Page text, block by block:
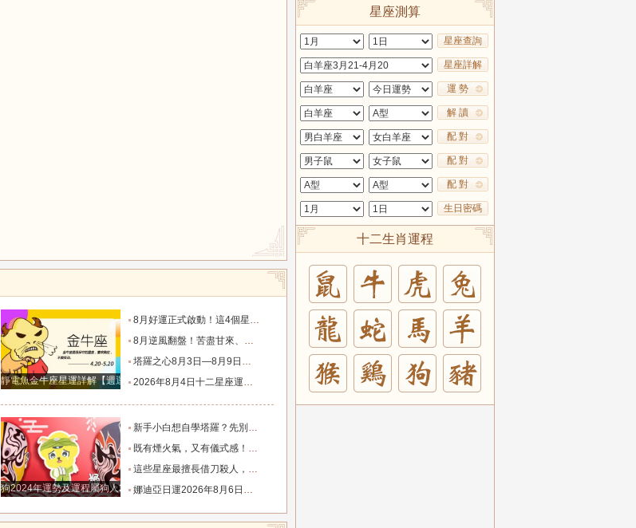
靜電魚金牛座星運詳解【週運2024年12月9日-12月15日】
8月好運正式啟動！這4個星座迎來翻身機會，事業、財運一起升溫_幸運_數字_時間
8月逆風翻盤！苦盡甘來、運勢徹底爆棚的三大星座_內耗_感情_好運
塔羅之心8月3日—8月9日週運勢_方面_事情_生活
2026年8月4日十二星座運勢_事業_財運_感情
狗2024年運勢及運程屬狗人2024運勢好嗎
新手小白想自學塔羅？先別急著買牌，這份書單和真心話請收好_職業_客人_門店
既有煙火氣，又有儀式感！這三個生肖，最擅長把日子過成詩！_生活_習慣_屬雞
這些星座最擅長借刀殺人，背後使絆子從不手軟_雙子座_能在_心思
娜迪亞日運2026年8月6日週四每日星座運勢_數字_相關_情緒
星座測算
星座查詢
星座詳解
運 勢
解 讀
配 對
配 對
配 對
生日密碼
十二生肖運程
鼠 牛 虎 兔
龍 蛇 馬
猴 雞 狗